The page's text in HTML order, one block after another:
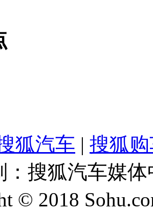
狐汽车 | 搜狐
：搜狐汽车
© 2018